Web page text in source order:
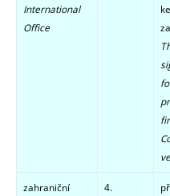
International
Office
zahraniční
4.